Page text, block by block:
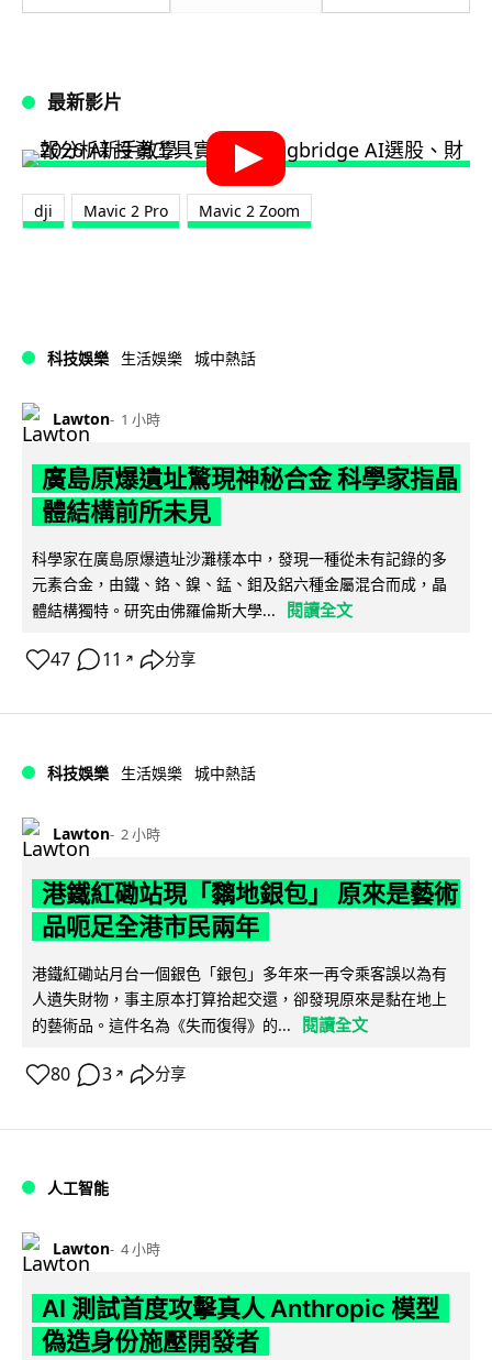
最新影片
dji Mavic 2 Pro Mavic 2 Zoom
科技娛樂 生活娛樂 城中熱話
Lawton 1 小時
廣島原爆遺址驚現神秘合金 科學家指晶
體結構前所未見
科學家在廣島原爆遺址沙灘樣本中，發現一種從未有記錄的多
元素合金，由鐵、鉻、鎳、錳、鉬及鋁六種金屬混合而成，晶
體結構獨特。研究由佛羅倫斯大學...
閱讀全文
47 11 ↗ 分享
科技娛樂 生活娛樂 城中熱話
Lawton 2 小時
港鐵紅磡站現「黐地銀包」 原來是藝術
品呃足全港市民兩年
港鐵紅磡站月台一個銀色「銀包」多年來一再令乘客誤以為有
人遺失財物，事主原本打算拾起交還，卻發現原來是黏在地上
的藝術品。這件名為《失而復得》的...
閱讀全文
80 3 ↗ 分享
人工智能
Lawton 4 小時
AI 測試首度攻擊真人 Anthropic 模型
偽造身份施壓開發者